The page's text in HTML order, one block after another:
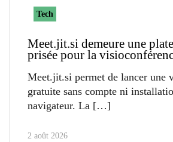
Tech
Meet.jit.si demeure une
prisée pour la
Meet.jit.si permet de lancer une
gratuite sans compte ni
navigateur. La
2 août 2026